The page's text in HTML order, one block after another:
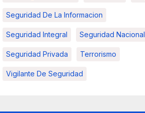
Seguridad De La Informacion
Seguridad Integral Seguridad Nacional
Seguridad Privada Terrorismo
Vigilante De Seguridad